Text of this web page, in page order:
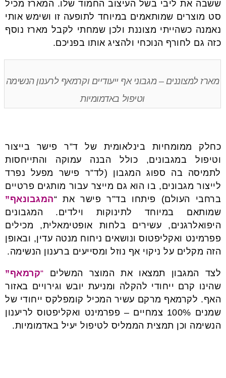
ששבה את ליבי בשל העיצוב החמוד שלו. המארז מכיל
סט מוצרים שמותאמים במיוחד לתופעה זו ושימש אותי
נאמנה כשהייתי מצוננת ולכן שמחתי לקבל מארז נוסף
כזה גם לחורף הנוכחי ולהציג אותו בפניכם.
מארז למצוננים – מגבוני אף ייעודיים וקרמאף לרענון הנשימה
וטיפול באדמומיות
כחלק ממומחיות בינלאומית של ד”ר פישר בייצור
וטיפול במגבונים, כולל הבנה עמוקה והתייחסות
לתמיסה בה ספוג המגבון (לד”ר פישר מפעל נפרד
לייצור מגבונים, בו הוא גם מייצר עבור מותגים פרטיים
ברחבי העולם) פיתחו בד”ר פישר את “המגבונאף”
שמותאם במיוחד לתינוקות וילדים. המגבונים
היפואלרגנים, עשירים בלחות אופטימאלית, מכילים
פפרמינט ואקליפטוס ונושאים ניחוח מנטה עדין, ובאופן
הזה מקלים על ניקוי אף נוזל ומסייעים ברענון הנשימה.
לצד המגבון תמצאו את המוצר המשלים “קרמאף”
שהינו קרם ייחודי להקלה ומניעת יובש וגירויים באזור
האף. לקרמאף מרקם עשיר המכיל קומפלקס ייחודי של
שמנים 100% צמחיים – פפרמינט ואקליפטוס לריענון
הנשימה וכן תמצית הממליס לטיפול יעיל באדמומיות.